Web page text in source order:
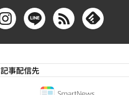
記事配信先